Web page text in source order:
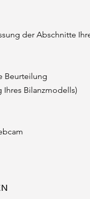
der Abschnitte
Beurteilung
Ihres Bilanzmodells)